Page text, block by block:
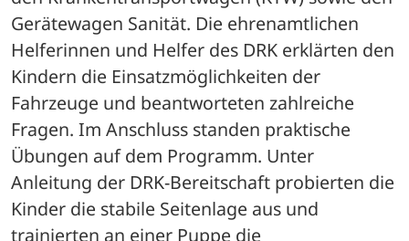
Gerätewagen Sanität. Die ehrenamtlichen
Helferinnen und Helfer des DRK erklärten den
Kindern die Einsatzmöglichkeiten der
Fahrzeuge und beantworteten zahlreiche
Fragen. Im Anschluss standen praktische
Übungen auf dem Programm. Unter
Anleitung der DRK-Bereitschaft probierten die
Kinder die stabile Seitenlage aus und
trainierten an einer Puppe die